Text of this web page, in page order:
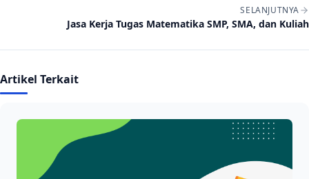
SELANJUTNYA
Jasa Kerja Tugas Matematika SMP, SMA, dan Kuliah
Artikel Terkait